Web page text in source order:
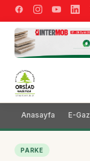
Anasayfa E-
PARKE